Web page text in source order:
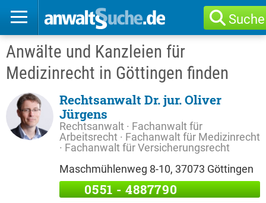
Suche
Anwälte und Kanzleien für
Medizinrecht in Göttingen finden
Rechtsanwalt Dr. jur. Oliver
Jürgens
Rechtsanwalt · Fachanwalt für
Arbeitsrecht · Fachanwalt für Medizinrecht
· Fachanwalt für Versicherungsrecht
Maschmühlenweg 8-10, 37073 Göttingen
0551 - 4887790